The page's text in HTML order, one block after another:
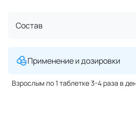
Состав
Применение и дозировки
Взрослым по 1 таблетке 3-4 раза в